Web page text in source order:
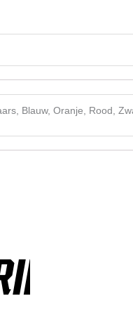
Blauw, Oranje, Rood,